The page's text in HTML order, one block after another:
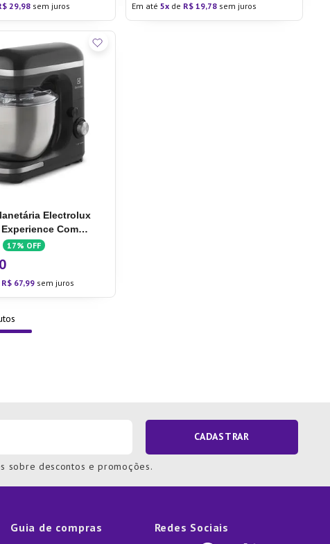
29,98sem juros Em até5 de R$ 19,78 sem juros
Electrolux
Com
(EKM40)
17% OFF
R$ 67,99sem juros
CADASTRAR
sobre descontos e promoções.
Guia de compras Redes Sociais